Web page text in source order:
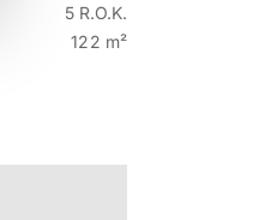
5 R.O.K.
122 m²